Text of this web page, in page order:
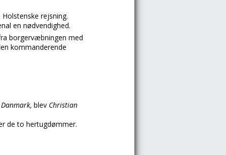
rejsning.
en nødvendighed.
borgervæbningen med
kommanderende
Danmark, blev Christian
de to hertugdømmer.